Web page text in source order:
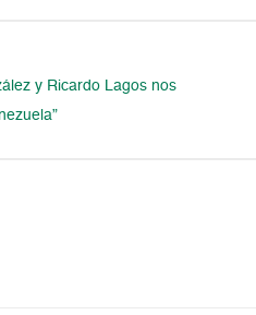
y Ricardo Lagos nos